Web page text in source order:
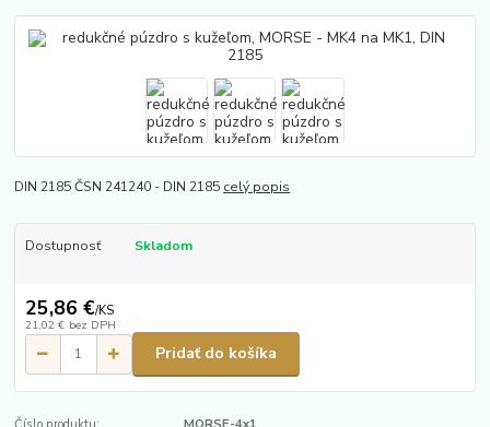
DIN 2185 ČSN 241240 - DIN 2185 celý popis
Dostupnosť Skladom
25,86 €/KS
21,02 € bez DPH
Pridať do košíka
Číslo produktu: MORSE-4x1